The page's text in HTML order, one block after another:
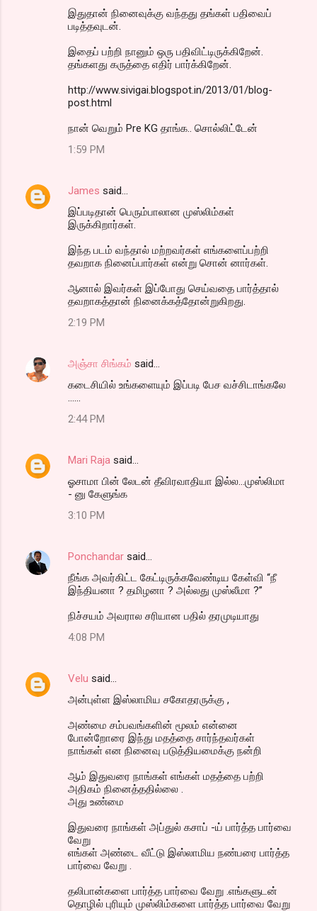
இதுதான் நினைவுக்கு வந்தது தங்கள் பதிவைப்
படித்தவுடன்.
இதைப் பற்றி நானும் ஒரு பதிவிட்டிருக்கிறேன்.
தங்களது கருத்தை எதிர் பார்க்கிறேன்.
http://www.sivigai.blogspot.in/2013/01/blog-
post.html
நான் வெறும் Pre KG தாங்க.. சொல்லிட்டேன்
1:59 PM
James said…
இப்படிதான் பெரும்பாலான முஸ்லிம்கள்
இருக்கிறார்கள்.
இந்த படம் வந்தால் மற்றவர்கள் எங்களைப்பற்றி
தவறாக நினைப்பார்கள் என்று சொன் னார்கள்.
ஆனால் இவர்கள் இப்போது செய்வதை பார்த்தால்
தவறாகத்தான் நினைக்கத்தோன்றுகிறது.
2:19 PM
அஞ்சா சிங்கம் said…
கடைசியில் உங்களையும் இப்படி பேச வச்சிடாங்கலே
2:44 PM
Mari Raja said…
ஓசாமா பின் லேடன் தீவிரவாதியா இல்ல...முஸ்லிமா
- னு கேளுங்க
3:10 PM
Ponchandar said…
நீங்க அவர்கிட்ட கேட்டிருக்கவேண்டிய கேள்வி “நீ
இந்தியனா ? தமிழனா ? அல்லது முஸ்லீமா ?”
நிச்சயம் அவரால சரியான பதில் தரமுடியாது
4:08 PM
Velu said…
அன்புள்ள இஸ்லாமிய சகோதரருக்கு ,
அண்மை சம்பவங்களின் மூலம் என்னை
போன்றோரை இந்து மதத்தை சார்ந்தவர்கள்
நாங்கள் என நினைவு படுத்தியமைக்கு நன்றி
ஆம் இதுவரை நாங்கள் எங்கள் மதத்தை பற்றி
அதிகம் நினைத்ததில்லை .
அது உண்மை
இதுவரை நாங்கள் அப்துல் கசாப் -ய் பார்த்த பார்வை
வேறு
எங்கள் அண்டை வீட்டு இஸ்லாமிய நண்பரை பார்த்த
பார்வை வேறு .
தலிபான்களை பார்த்த பார்வை வேறு .எங்களுடன்
தொழில் புரியும் முஸ்லிம்களை பார்த்த பார்வை வேறு